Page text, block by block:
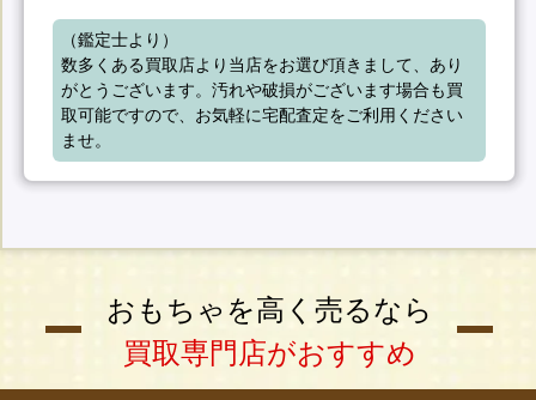
（鑑定士より）
数多くある買取店より当店をお選び頂きまして、あり
がとうございます。汚れや破損がございます場合も買
取可能ですので、お気軽に宅配査定をご利用ください
ませ。
おもちゃを高く売るなら
買取専門店がおすすめ